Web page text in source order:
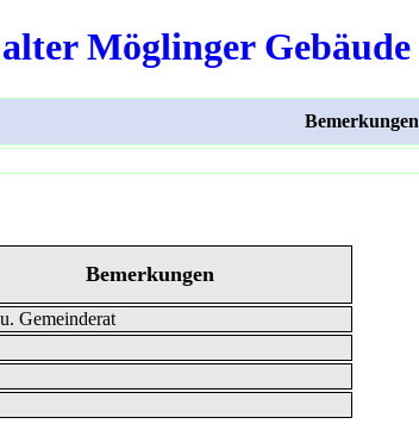
Möglinger Gebäude
Bemerkungen
Bemerkungen
Gemeinderat